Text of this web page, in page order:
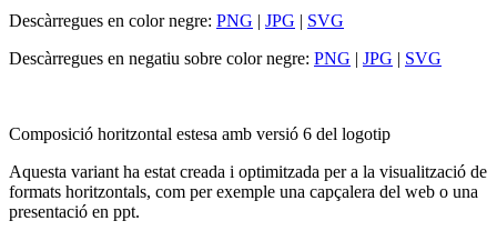
Descàrregues en color negre: PNG | JPG | SVG
Descàrregues en negatiu sobre color negre: PNG | JPG | SVG
Composició horitzontal estesa amb versió 6 del logotip
Aquesta variant ha estat creada i optimitzada per a la visualització de
formats horitzontals, com per exemple una capçalera del web o una
presentació en ppt.